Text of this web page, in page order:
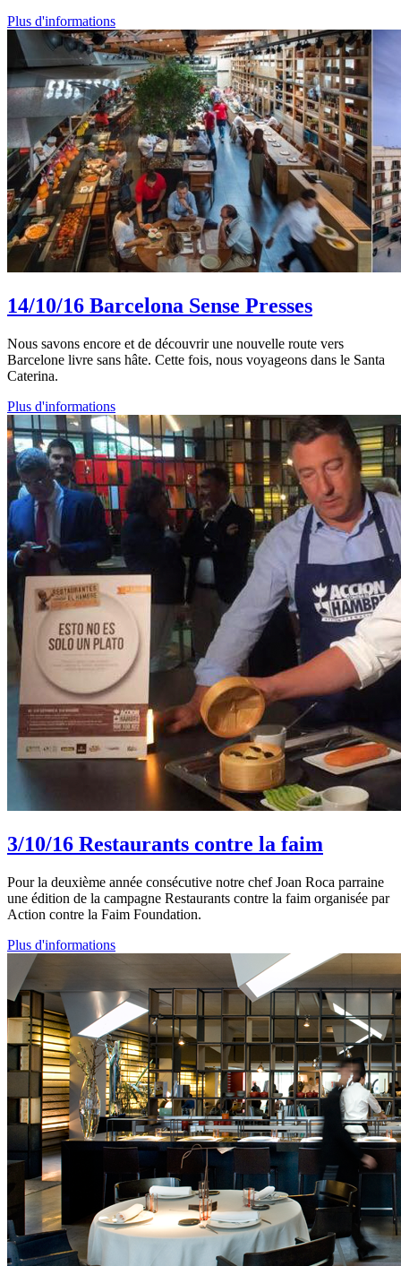
Plus d'informations
14/10/16 Barcelona Sense Presses
Nous savons encore et de découvrir une nouvelle route vers
Barcelone livre sans hâte. Cette fois, nous voyageons dans le Santa
Caterina.
Plus d'informations
3/10/16 Restaurants contre la faim
Pour la deuxième année consécutive notre chef Joan Roca parraine
une édition de la campagne Restaurants contre la faim organisée par
Action contre la Faim Foundation.
Plus d'informations